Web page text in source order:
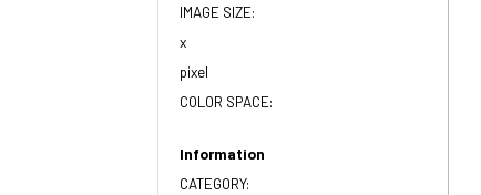
IMAGE SIZE:
x
pixel
COLOR SPACE:
Information
CATEGORY: